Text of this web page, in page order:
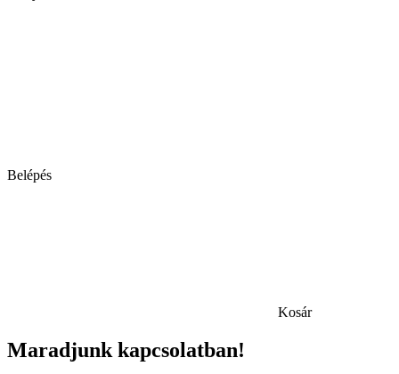
Belépés
Kosár
Maradjunk kapcsolatban!